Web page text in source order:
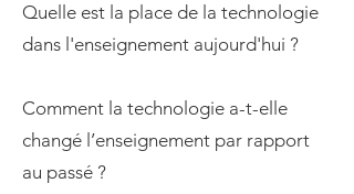
Quelle est la place de la technologie
dans l'enseignement aujourd'hui ?
Comment la technologie a-t-elle
changé l’enseignement par rapport
au passé ?